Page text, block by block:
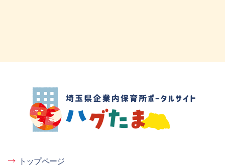
埼玉県企業内保育所ポータルサイト ハグ
たま
トップページ